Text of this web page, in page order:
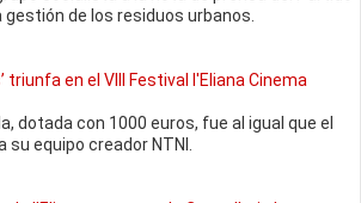
gestión de los residuos urbanos.
triunfa en el VIII Festival l'Eliana Cinema
dotada con 1000 euros, fue al igual que el
su equipo creador NTNI.